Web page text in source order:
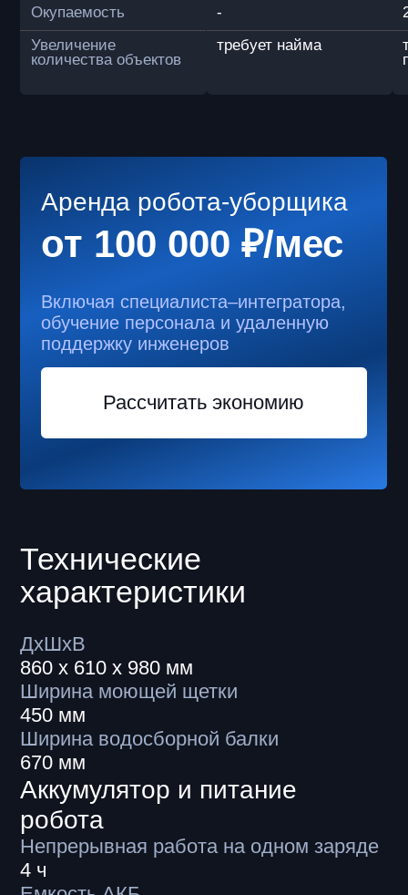
Бак для моющего раствора
40 л
Базовая станция робота-
уборщика включает в себя
воды и залива чистой.
Mark 2 SE работает
в любых помещениях,
подходящих для
уборки
появляется человек. Мы проводили
тестирования в школах даже во время
робота разработаны с большим